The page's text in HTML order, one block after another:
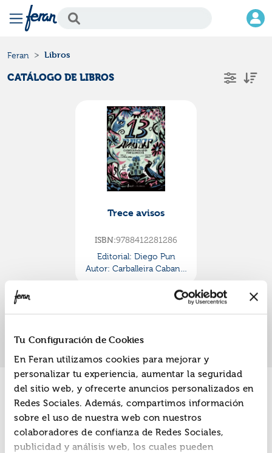
Tu Configuración de Cookies
En Feran utilizamos cookies para mejorar y
personalizar tu experiencia, aumentar la seguridad
del sitio web, y ofrecerte anuncios personalizados en
Redes Sociales. Además, compartimos información
sobre el uso de nuestra web con nuestros
colaboradores de confianza de Redes Sociales,
publicidad y análisis web, los cuales pueden
Feran Libros
CATÁLOGO DE LIBROS
Trece avisos
ISBN:9788412281286
Editorial: Diego Pun
Autor: Carballeira Cabana,
Promociones